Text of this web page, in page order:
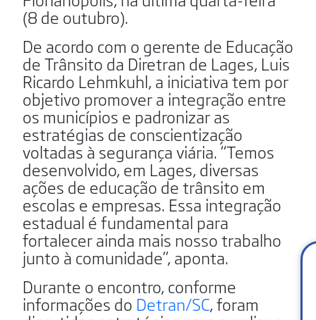
(8 de outubro).
De acordo com o gerente de Educação
de Trânsito da Diretran de Lages, Luis
Ricardo Lehmkuhl, a iniciativa tem por
objetivo promover a integração entre
os municípios e padronizar as
estratégias de conscientização
voltadas à segurança viária. “Temos
desenvolvido, em Lages, diversas
ações de educação de trânsito em
escolas e empresas. Essa integração
estadual é fundamental para
fortalecer ainda mais nosso trabalho
junto à comunidade”, aponta.
Durante o encontro, conforme
informações do Detran/SC, foram